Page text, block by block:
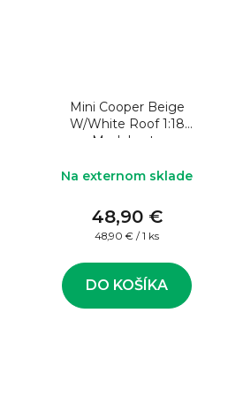
Mini Cooper Beige
W/White Roof 1:18
Model auta
Na externom sklade
48,90 €
Jednotková
48,90 € / 1 ks
DO KOŠÍKA